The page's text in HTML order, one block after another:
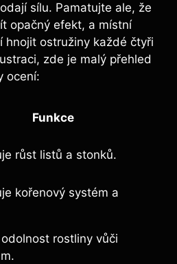
sílu. Pamatujte ale, že
opačný efekt, a místní
hnojit ostružiny každé čtyři
zde je malý přehled
ocení:
Funkce
růst listů a stonků.
kořenový systém a
rostliny vůči